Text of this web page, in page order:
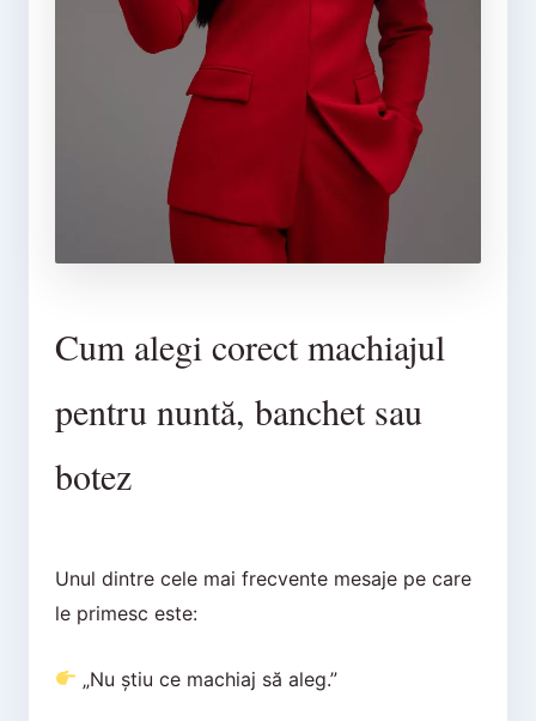
Cum alegi corect machiajul
pentru nuntă, banchet sau
botez
Unul dintre cele mai frecvente mesaje pe care
le primesc este:
„Nu știu ce machiaj să aleg.”